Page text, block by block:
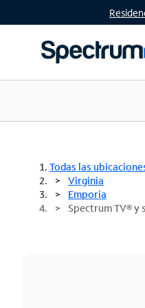
Todas las
Virginia
Emporia
Spectrum TV® y